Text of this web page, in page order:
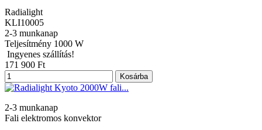
Radialight
KLI10005
2-3 munkanap
Teljesítmény 1000 W
Ingyenes szállítás!
171 900 Ft
Kosárba
2-3 munkanap
Fali elektromos konvektor